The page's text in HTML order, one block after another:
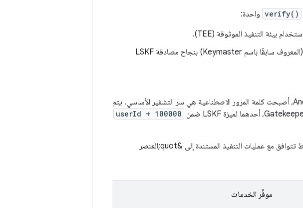
verify() واحدة:
(المعروف سابقًا باسم Keymaster) بنجاح مصادقة LSKF
في نظام التشغيل Android 8.1، أصبحت كلمة المرور الاصطناعية هي سر التشفير الأساسي. يتم
userId + 100000
تم طرح Weaver لتولّي الدور الأول، وذلك باستخدام واجهة HAL أبسط تتوافق مع عمليات التنفيذ المستندة إلى &quot;العنصر
موفِّر الخدمات